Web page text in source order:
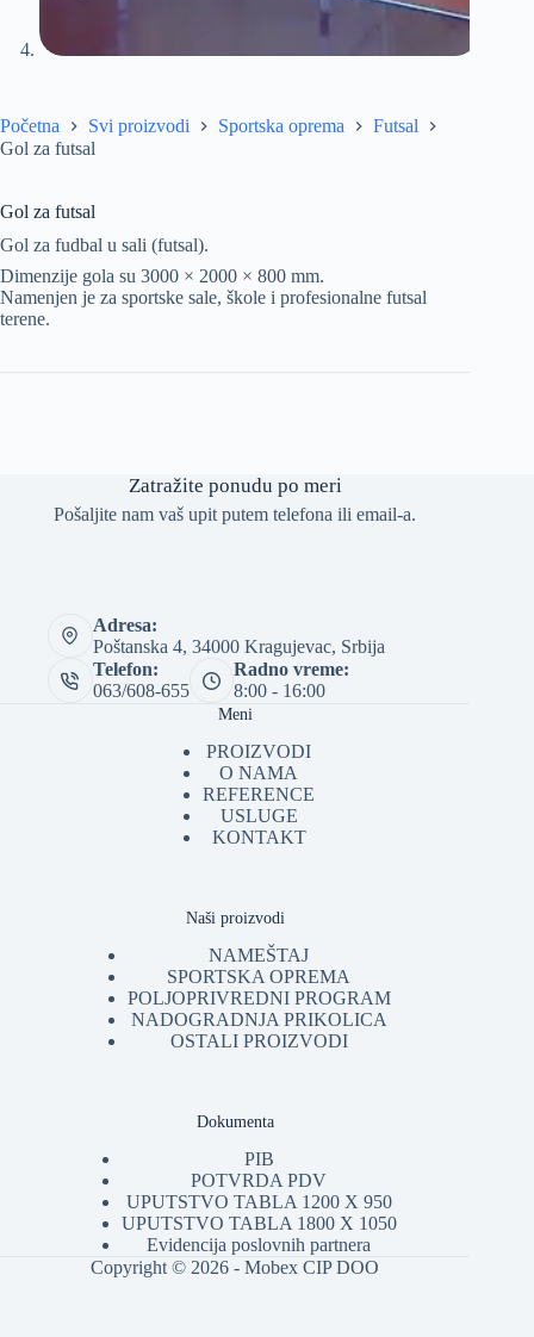
Početna Svi proizvodi Sportska oprema
Futsal
Gol za futsal
Gol za futsal
Gol za fudbal u sali (futsal).
Dimenzije gola su 3000 × 2000 × 800 mm.
Namenjen je za sportske sale, škole i profesionalne futsal
terene.
Zatražite ponudu po meri
Pošaljite nam vaš upit putem telefona ili email-a.
Adresa:
Poštanska 4, 34000 Kragujevac, Srbija
Telefon:
063/608-655
Radno vreme:
8:00 - 16:00
Meni
PROIZVODI
O NAMA
REFERENCE
USLUGE
KONTAKT
Naši proizvodi
NAMEŠTAJ
SPORTSKA OPREMA
POLJOPRIVREDNI PROGRAM
NADOGRADNJA PRIKOLICA
OSTALI PROIZVODI
Dokumenta
PIB
POTVRDA PDV
UPUTSTVO TABLA 1200 X 950
UPUTSTVO TABLA 1800 X 1050
Evidencija poslovnih partnera
Copyright © 2026 - Mobex CIP DOO